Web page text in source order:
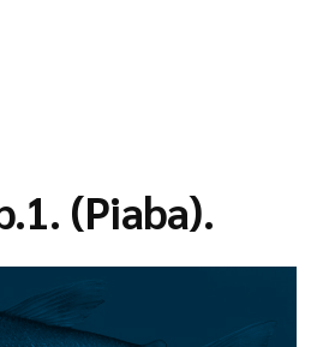
(Piaba).